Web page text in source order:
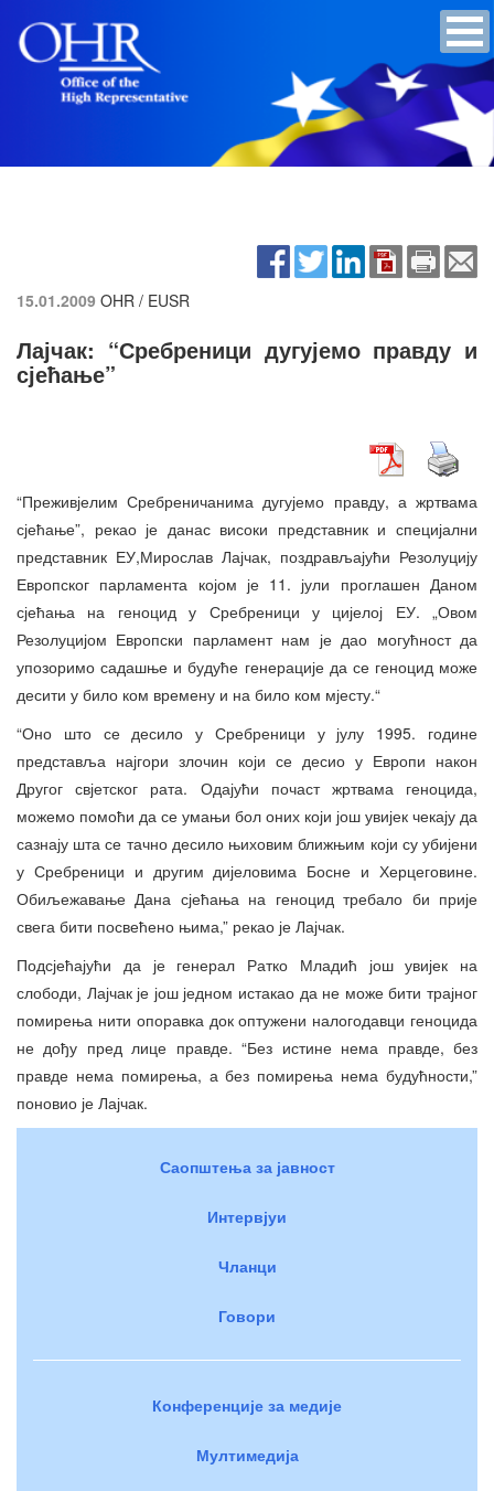
15.01.2009 OHR / EUSR
Лајчак: “Сребреници дугујемо правду и
сјећање”
“Преживјелим Сребреничанима дугујемо правду, а жртвама
сјећање”, рекао је данас високи представник и специјални
представник ЕУ,Мирослав Лајчак, поздрављајући Резолуцију
Европског парламента којом је 11. јули проглашен Даном
сјећања на геноцид у Сребреници у цијелој ЕУ. „Овом
Резолуцијом Европски парламент нам је дао могућност да
упозоримо садашње и будуће генерације да се геноцид може
десити у било ком времену и на било ком мјесту.“
“Оно што се десило у Сребреници у јулу 1995. године
представља најгори злочин који се десио у Европи након
Другог свјетског рата. Одајући почаст жртвама геноцида,
можемо помоћи да се умањи бол оних који још увијек чекају да
сазнају шта се тачно десило њиховим ближњим који су убијени
у Сребреници и другим дијеловима Босне и Херцеговине.
Обиљежавање Дана сјећања на геноцид требало би прије
свега бити посвећено њима,” рекао је Лајчак.
Подсјећајући да је генерал Ратко Младић још увијек на
слободи, Лајчак је још једном истакао да не може бити трајног
помирења нити опоравка док оптужени налогодавци геноцида
не дођу пред лице правде. “Без истине нема правде, без
правде нема помирења, а без помирења нема будућности,”
поновио је Лајчак.
Саопштења за јавност
Интервјуи
Чланци
Говори
Конференције за медије
Мултимедија